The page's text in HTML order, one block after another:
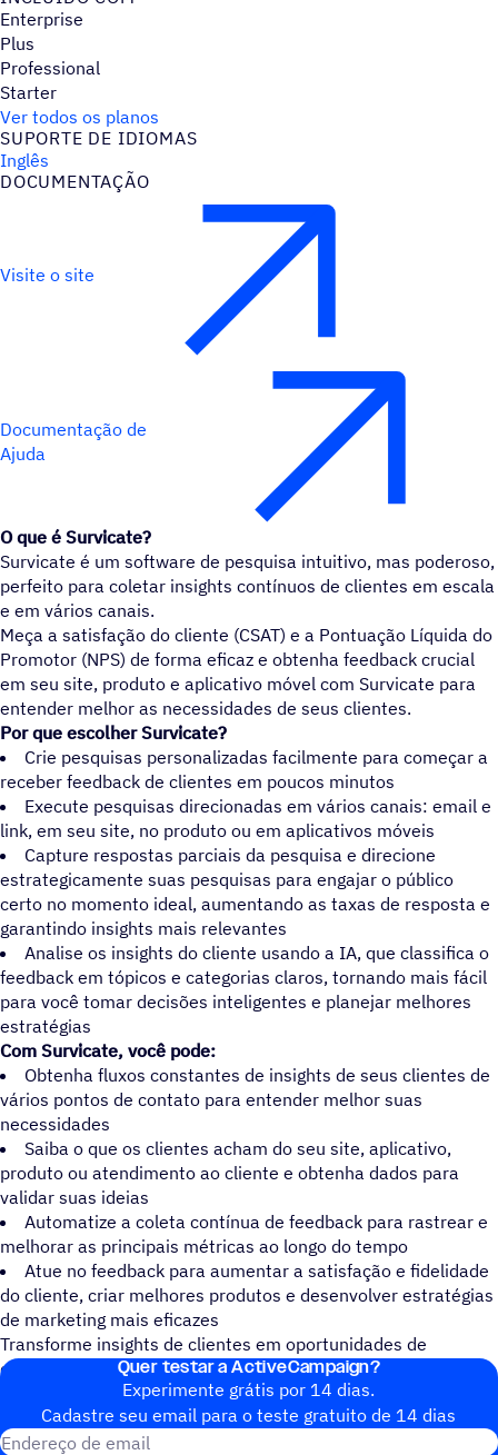
Enterprise
Plus
Professional
Starter
Ver todos os planos
SUPORTE DE IDIOMAS
Inglês
DOCUMENTAÇÃO
Visite o site
Documentação de
Ajuda
O que é Survicate?
Survicate é um software de pesquisa intuitivo, mas poderoso,
perfeito para coletar insights contínuos de clientes em escala
e em vários canais.
Meça a satisfação do cliente (CSAT) e a Pontuação Líquida do
Promotor (NPS) de forma eficaz e obtenha feedback crucial
em seu site, produto e aplicativo móvel com Survicate para
entender melhor as necessidades de seus clientes.
Por que escolher Survicate?
Crie pesquisas personalizadas facilmente para começar a
receber feedback de clientes em poucos minutos
Execute pesquisas direcionadas em vários canais: email e
link, em seu site, no produto ou em aplicativos móveis
Capture respostas parciais da pesquisa e direcione
estrategicamente suas pesquisas para engajar o público
certo no momento ideal, aumentando as taxas de resposta e
garantindo insights mais relevantes
Analise os insights do cliente usando a IA, que classifica o
feedback em tópicos e categorias claros, tornando mais fácil
para você tomar decisões inteligentes e planejar melhores
estratégias
Com Survicate, você pode:
Obtenha fluxos constantes de insights de seus clientes de
vários pontos de contato para entender melhor suas
necessidades
Saiba o que os clientes acham do seu site, aplicativo,
produto ou atendimento ao cliente e obtenha dados para
validar suas ideias
Automatize a coleta contínua de feedback para rastrear e
melhorar as principais métricas ao longo do tempo
Atue no feedback para aumentar a satisfação e fidelidade
do cliente, criar melhores produtos e desenvolver estratégias
de marketing mais eficazes
Transforme insights de clientes em oportunidades de
crescimento com Survicate.Quer testar a ActiveCampaign?
Experimente grátis por 14 dias.
Cadastre seu email para o teste gratuito de 14 dias